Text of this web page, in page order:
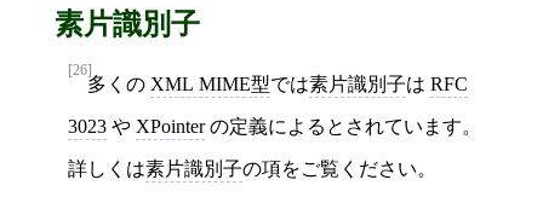
素片識別子
[26]
多くの XML MIME型では素片識別子は RFC
3023 や XPointerの定義によるとされています。
詳しくは素片識別子の項をご覧ください。